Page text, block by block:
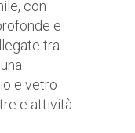
con
e
tra
e vetro
e attività